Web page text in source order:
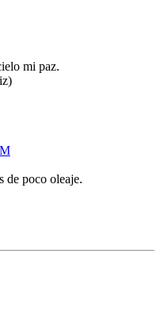
mi paz.
de poco oleaje.